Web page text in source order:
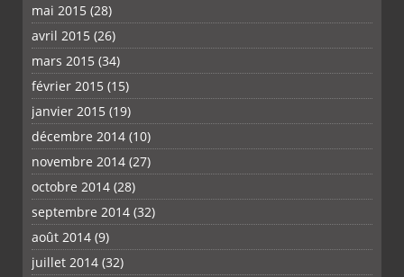
mai 2015 (28)
avril 2015 (26)
mars 2015 (34)
février 2015 (15)
janvier 2015 (19)
décembre 2014 (10)
novembre 2014 (27)
octobre 2014 (28)
septembre 2014 (32)
août 2014 (9)
juillet 2014 (32)